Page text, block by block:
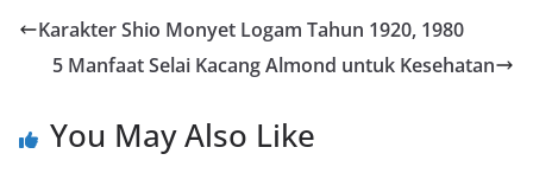
k
p
m
L
n
k
Karakter Shio Monyet Logam Tahun 1920, 1980
5 Manfaat Selai Kacang Almond untuk Kesehatan
You May Also Like